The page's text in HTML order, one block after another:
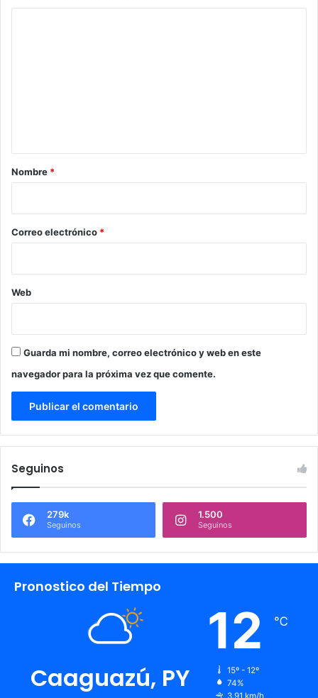
r
*
Nombre *
Correo electrónico *
Web
Guarda mi nombre, correo electrónico y web en este
navegador para la próxima vez que comente.
Seguinos
279k
Seguinos
1.500
Seguinos
Pronostico del Tiempo
Caaguazú, PY
12 ℃
15º - 12º
74%